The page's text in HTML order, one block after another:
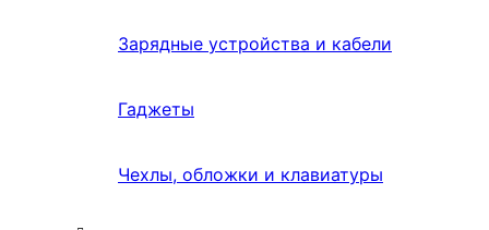
Зарядные устройства и кабели
Гаджеты
Чехлы, обложки и клавиатуры